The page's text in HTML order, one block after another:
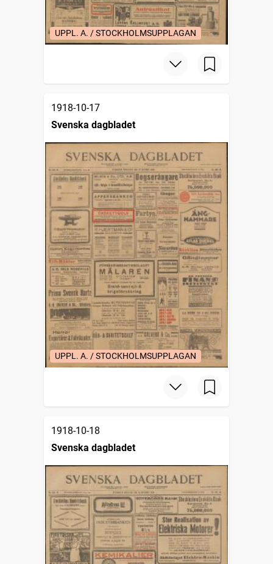
UPPL. A. / STOCKHOLMSUPPLAGAN
1918-10-17
Svenska dagbladet
UPPL. A. / STOCKHOLMSUPPLAGAN
1918-10-18
Svenska dagbladet